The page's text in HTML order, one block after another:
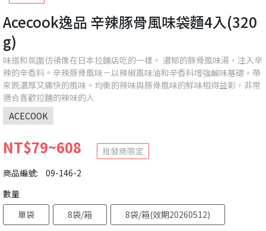
Acecook逸品 辛辣豚骨風味袋麵4入(320
g)
味道和氛圍彷彿像在日本拉麵店吃的一樣。 濃郁的豚骨風味湯，注入辛
辣的辛香料。辛辣豚骨風味－以辣椒風味油和辛香料增強鹹味基礎，帶
來既濃厚又痛快的風味。均衡的辣味與豚骨風味的鮮味相得益彰，非常
適合喜歡拉麵的辣味的人
ACECOOK
NT$79~608
批發商限定
商品編號:
09-146-2
數量
單袋
8袋/箱 8袋/箱(效期20260512)